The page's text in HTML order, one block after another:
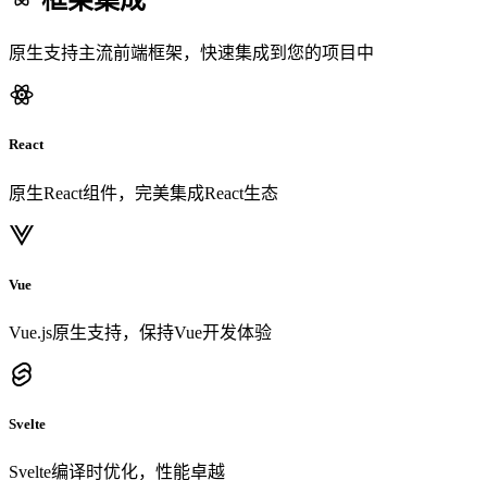
原生支持主流前端框架，快速集成到您的项目中
React
原生React组件，完美集成React生态
Vue
Vue.js原生支持，保持Vue开发体验
Svelte
Svelte编译时优化，性能卓越